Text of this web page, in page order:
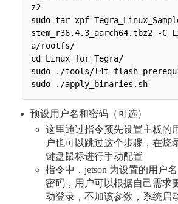
z2
sudo tar xpf
stem_r36.4.3_aarch64.tbz2 -C
a/rootfs/
cd Linux_for_Tegra/
sudo ./tools/
预设用户名和密码（可选）
这里通过指令预先设置主板的
户也可以跳过这个步骤，在烧
键盘鼠标进行手动配置
指令中，jetson 为设置的用户
密码，用户可以根据自己需求
动登录，不加该参数，系统启